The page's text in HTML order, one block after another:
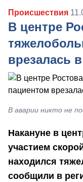
Происшествия
В центре
врезалась
В аварии никто не
Накануне в
участием
находился
сообщили в